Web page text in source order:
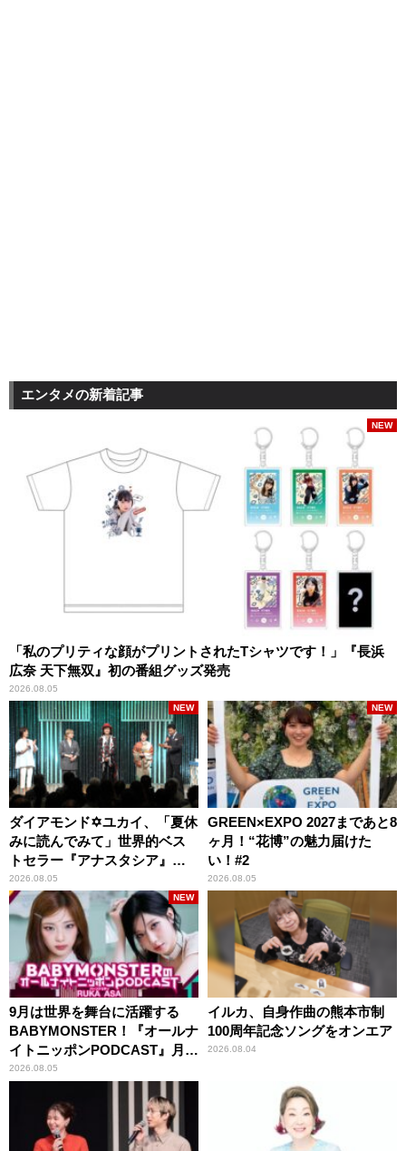
エンタメの新着記事
「私のプリティな顔がプリントされたTシャツです！」『長浜
広奈 天下無双』初の番組グッズ発売
2026.08.05
NEW
ダイアモンド✡ユカイ、「夏休
みに読んでみて」世界的ベス
トセラー『アナスタシア』を
紹介
2026.08.05
NEW
GREEN×EXPO 2027まであと8
ヶ月！“花博”の魅力届けた
い！#2
2026.08.05
NEW
9月は世界を舞台に活躍する
BABYMONSTER！『オールナ
イトニッポンPODCAST』月替
わりパーソナリティ
2026.08.05
NEW
イルカ、自身作曲の熊本市制
100周年記念ソングをオンエア
2026.08.04